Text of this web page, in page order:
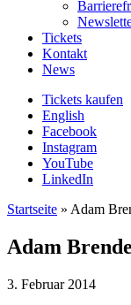
Tickets
Kontakt
News
Tickets kaufen
English
Facebook
Instagram
YouTube
LinkedIn
Startseite » Adam
Adam
3. Februar 2014